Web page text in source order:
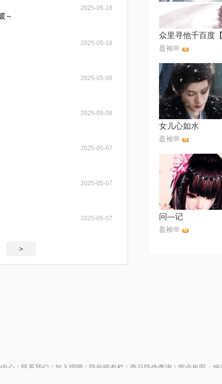
2025-05-18
～
2025-05-18
2025-05-08
2025-05-08
2025-05-07
2025-05-07
2025-05-07
>
盈袖🌸
女儿心如水
盈袖🌸
问—记
盈袖🌸
心 | 联系我们 | 加入唱吧 | 防诈骗专栏 | 商品防伪查询 | 营业执照：